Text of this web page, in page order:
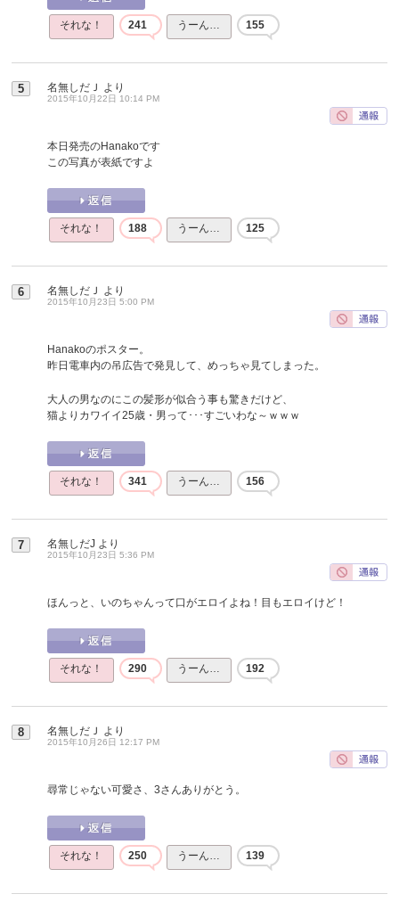
それな！ 241 うーん… 155
5 名無しだＪ より
2015年10月22日 10:14 PM
本日発売のHanakoです
この写真が表紙ですよ
それな！ 188 うーん… 125
6 名無しだＪ より
2015年10月23日 5:00 PM
Hanakoのポスター。
昨日電車内の吊広告で発見して、めっちゃ見てしまった。
大人の男なのにこの髪形が似合う事も驚きだけど、
猫よりカワイイ25歳・男って･･･すごいわな～ｗｗｗ
それな！ 341 うーん… 156
7 名無しだJ より
2015年10月23日 5:36 PM
ほんっと、いのちゃんって口がエロイよね！目もエロイけど！
それな！ 290 うーん… 192
8 名無しだＪ より
2015年10月26日 12:17 PM
尋常じゃない可愛さ、3さんありがとう。
それな！ 250 うーん… 139